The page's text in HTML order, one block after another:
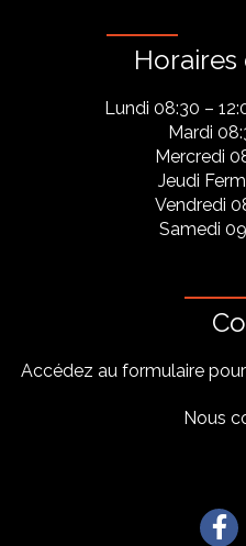
Horaires
Lundi 08:30 –
Mardi
Mercredi
Jeudi
Vendredi
Samedi
Accédez au formulaire
Nous